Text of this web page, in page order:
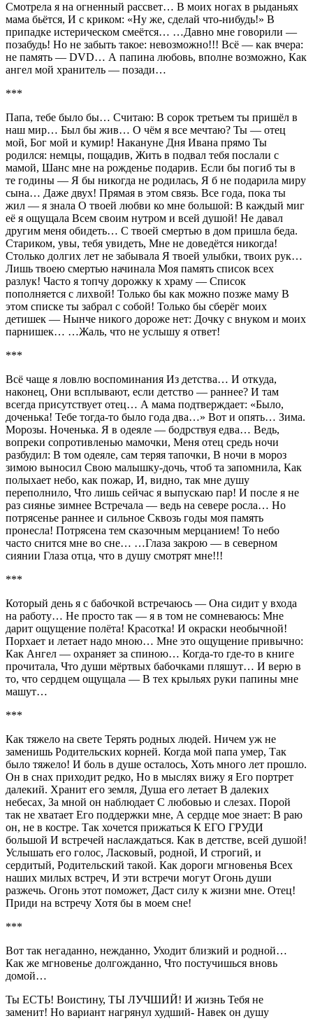
Смотрела я на огненный рассвет… В моих ногах в рыданьях
мама бьётся, И с криком: «Ну же, сделай что-нибудь!» В
припадке истерическом смеётся… …Давно мне говорили —
позабудь! Но не забыть такое: невозможно!!! Всё — как вчера:
не память — DVD… А папина любовь, вполне возможно, Как
ангел мой хранитель — позади…
***
Папа, тебе было бы… Считаю: В сорок третьем ты пришёл в
наш мир… Был бы жив… О чём я все мечтаю? Ты — отец
мой, Бог мой и кумир! Накануне Дня Ивана прямо Ты
родился: немцы, пощадив, Жить в подвал тебя послали с
мамой, Шанс мне на рожденье подарив. Если бы погиб ты в
те годины — Я бы никогда не родилась, Я б не подарила миру
сына… Даже двух! Прямая в этом связь. Все года, пока ты
жил — я знала О твоей любви ко мне большой: В каждый миг
её я ощущала Всем своим нутром и всей душой! Не давал
другим меня обидеть… С твоей смертью в дом пришла беда.
Стариком, увы, тебя увидеть, Мне не доведётся никогда!
Столько долгих лет не забывала Я твоей улыбки, твоих рук…
Лишь твоею смертью начинала Моя память список всех
разлук! Часто я топчу дорожку к храму — Список
пополняется с лихвой! Только бы как можно позже маму В
этом списке ты забрал с собой! Только бы сберёг моих
детишек — Нынче никого дороже нет: Дочку с внуком и моих
парнишек… …Жаль, что не услышу я ответ!
***
Всё чаще я ловлю воспоминания Из детства… И откуда,
наконец, Они всплывают, если детство — раннее? И там
всегда присутствует отец… А мама подтверждает: «Было,
доченька! Тебе тогда-то было года два…» Вот и опять… Зима.
Морозы. Ноченька. Я в одеяле — бодрствуя едва… Ведь,
вопреки сопротивленью мамочки, Меня отец средь ночи
разбудил: В том одеяле, сам теряя тапочки, В ночи в мороз
зимою выносил Свою малышку-дочь, чтоб та запомнила, Как
полыхает небо, как пожар, И, видно, так мне душу
переполнило, Что лишь сейчас я выпускаю пар! И после я не
раз сиянье зимнее Встречала — ведь на севере росла… Но
потрясенье раннее и сильное Сквозь годы моя память
пронесла! Потрясена тем сказочным мерцанием! То небо
часто снится мне во сне… …Глаза закрою — в северном
сиянии Глаза отца, что в душу смотрят мне!!!
***
Который день я с бабочкой встречаюсь — Она сидит у входа
на работу… Не просто так — я в том не сомневаюсь: Мне
дарит ощущение полёта! Красотка! И окраски необычной!
Порхает и летает надо мною… Мне это ощущение привычно:
Как Ангел — охраняет за спиною… Когда-то где-то в книге
прочитала, Что души мёртвых бабочками пляшут… И верю в
то, что сердцем ощущала — В тех крыльях руки папины мне
машут…
***
Как тяжело на свете Терять родных людей. Ничем уж не
заменишь Родительских корней. Когда мой папа умер, Так
было тяжело! И боль в душе осталось, Хоть много лет прошло.
Он в снах приходит редко, Но в мыслях вижу я Его портрет
далекий. Хранит его земля, Душа его летает В далеких
небесах, За мной он наблюдает С любовью и слезах. Порой
так не хватает Его поддержки мне, А сердце мое знает: В раю
он, не в костре. Так хочется прижаться К ЕГО ГРУДИ
большой И встречей наслаждаться. Как в детстве, всей душой!
Услышать его голос, Ласковый, родной, И строгий, и
сердитый, Родительский такой. Как дороги мгновенья Всех
наших милых встреч, И эти встречи могут Огонь души
разжечь. Огонь этот поможет, Даст силу к жизни мне. Отец!
Приди на встречу Хотя бы в моем сне!
***
Вот так негаданно, нежданно, Уходит близкий и родной…
Как же мгновенье долгожданно, Что постучишься вновь
домой…
Ты ЕСТЬ! Воистину, ТЫ ЛУЧШИЙ! И жизнь Тебя не
заменит! Но вариант нагрянул худший- Навек он душу